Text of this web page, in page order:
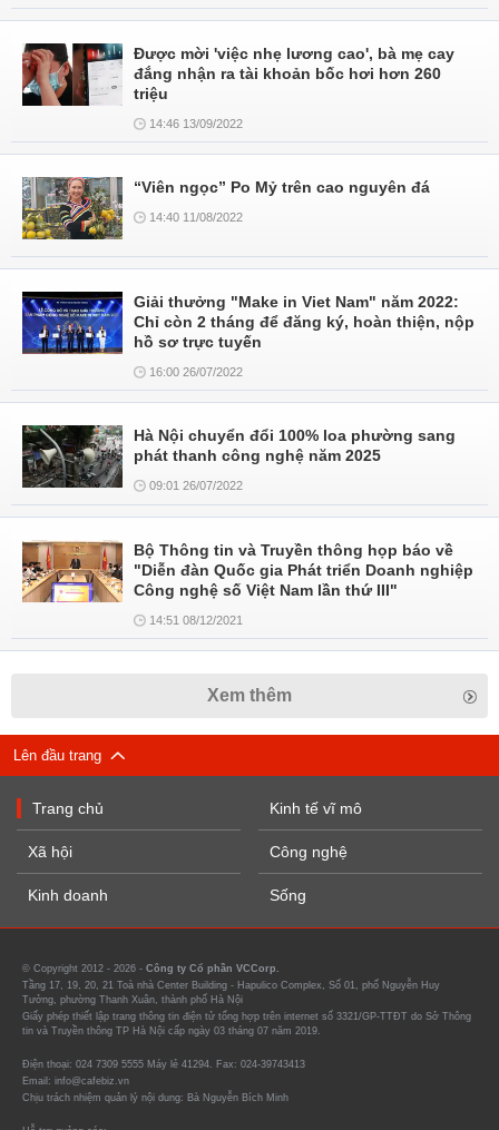
Được mời 'việc nhẹ lương cao', bà mẹ cay
đắng nhận ra tài khoản bốc hơi hơn 260
triệu
14:46 13/09/2022
“Viên ngọc” Po Mỷ trên cao nguyên đá
14:40 11/08/2022
Giải thưởng "Make in Viet Nam" năm 2022:
Chỉ còn 2 tháng để đăng ký, hoàn thiện, nộp
hồ sơ trực tuyến
16:00 26/07/2022
Hà Nội chuyển đổi 100% loa phường sang
phát thanh công nghệ năm 2025
09:01 26/07/2022
Bộ Thông tin và Truyền thông họp báo về
"Diễn đàn Quốc gia Phát triển Doanh nghiệp
Công nghệ số Việt Nam lần thứ III"
14:51 08/12/2021
Xem thêm
Lên đầu trang
Trang chủ
Xã hội
Kinh doanh
Kinh tế vĩ mô
Công nghệ
Sống
© Copyright 2012 - 2026 - Công ty Cổ phần VCCorp.
Tầng 17, 19, 20, 21 Toà nhà Center Building - Hapulico Complex, Số 01, phố Nguyễn Huy
Tưởng, phường Thanh Xuân, thành phố Hà Nội
Giấy phép thiết lập trang thông tin điện tử tổng hợp trên internet số 3321/GP-TTĐT do Sở Thông
tin và Truyền thông TP Hà Nội cấp ngày 03 tháng 07 năm 2019.
Điện thoại: 024 7309 5555 Máy lẻ 41294. Fax: 024-39743413
Email: info@cafebiz.vn
Chịu trách nhiệm quản lý nội dung: Bà Nguyễn Bích Minh